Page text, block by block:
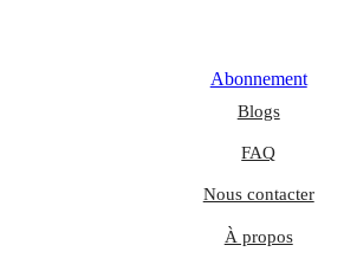
Abonnement
Blogs
FAQ
Nous contacter
À propos